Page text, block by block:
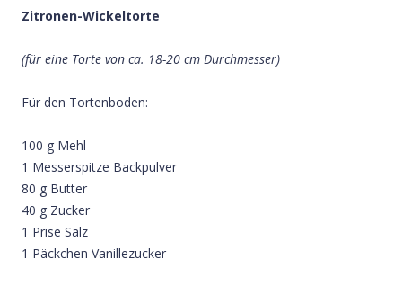
Zitronen-Wickeltorte
(für eine Torte von ca. 18-20 cm Durchmesser)
Für den Tortenboden:
100 g Mehl
1 Messerspitze Backpulver
80 g Butter
40 g Zucker
1 Prise Salz
1 Päckchen Vanillezucker